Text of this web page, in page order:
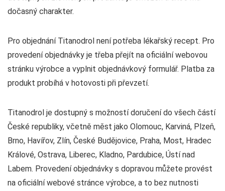
dočasný charakter.
Pro objednání Titanodrol není potřeba lékařský recept. Pro
provedení objednávky je třeba přejít na oficiální webovou
stránku výrobce a vyplnit objednávkový formulář. Platba za
produkt probíhá v hotovosti při převzetí.
Titanodrol je dostupný s možností doručení do všech částí
České republiky, včetně měst jako Olomouc, Karviná, Plzeň,
Brno, Havířov, Zlín, České Budějovice, Praha, Most, Hradec
Králové, Ostrava, Liberec, Kladno, Pardubice, Ústí nad
Labem. Provedení objednávky s dopravou můžete provést
na oficiální webové stránce výrobce, a to bez nutnosti